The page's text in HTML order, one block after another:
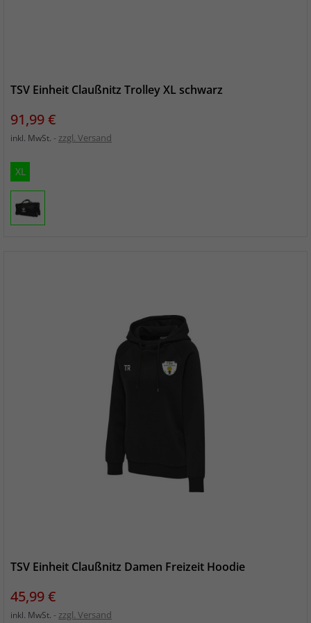
TSV Einheit Claußnitz Trolley XL schwarz
Preis
91,99 €
inkl. MwSt. zzgl. Versand
XL
TSV Einheit Claußnitz Damen Freizeit Hoodie
Preis
45,99 €
inkl. MwSt. zzgl. Versand